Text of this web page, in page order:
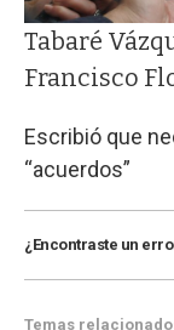
Tabaré
Francisco
Escribió que
“acuerdos”
¿Encontraste un
Temas